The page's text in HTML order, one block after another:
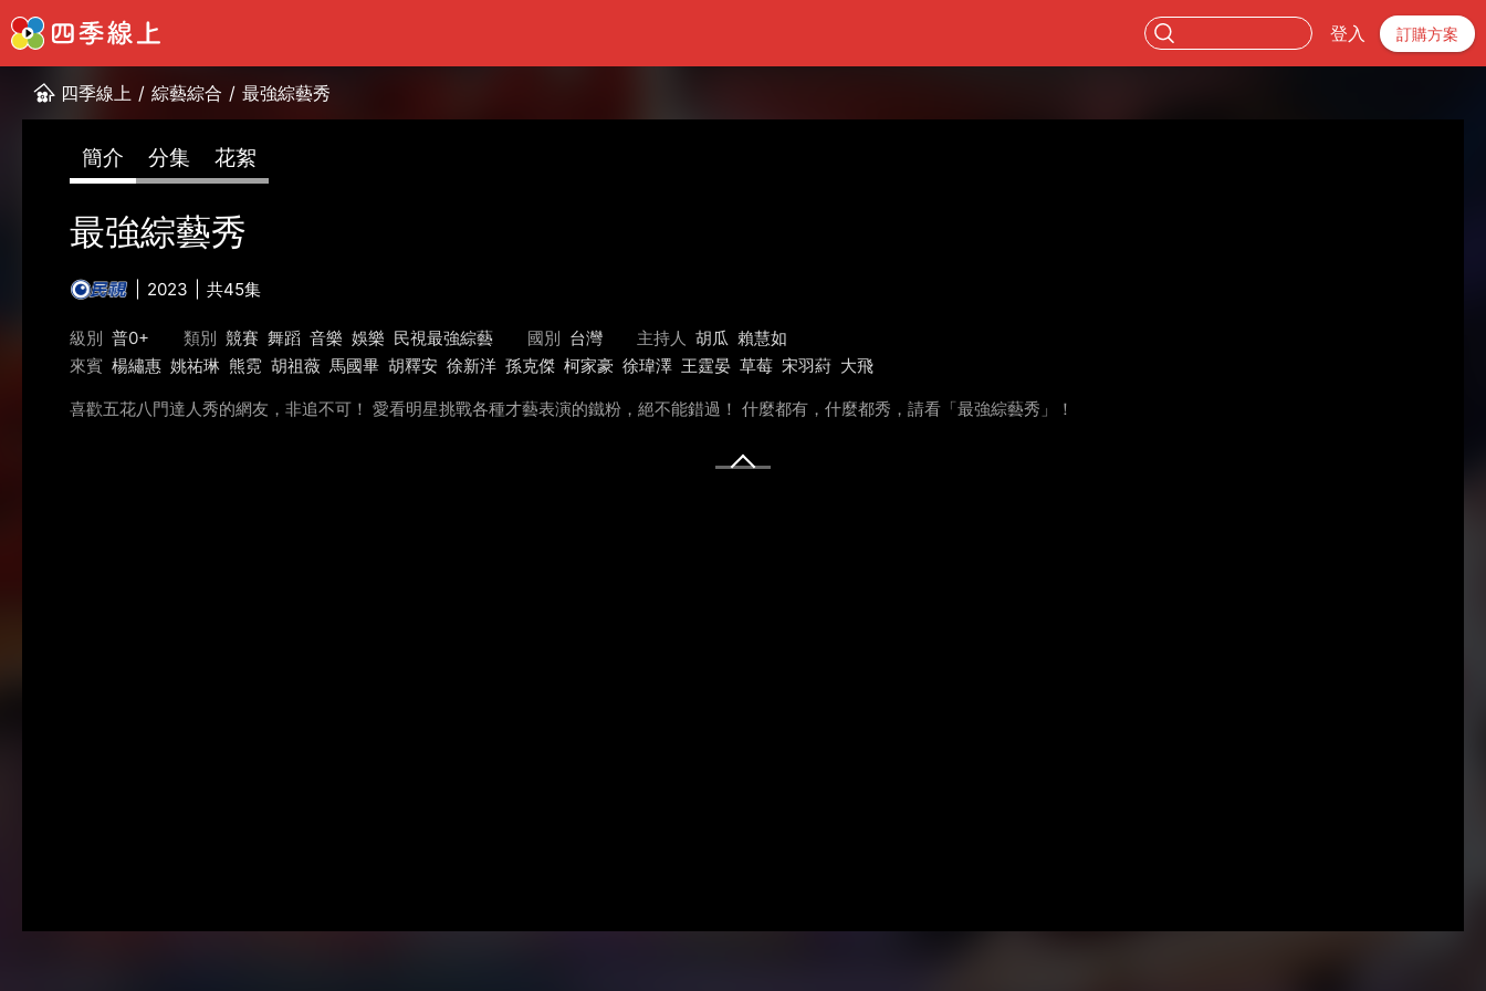
登入 訂購方案
四季線上 / 綜藝綜合 / 最強綜藝秀
簡介 分集 花絮
最強綜藝秀
2023 共45集
級別 普0+ 類別 競賽 舞蹈 音樂 娛樂 民視最強綜藝 國別 台灣 主持人 胡瓜 賴慧如
來賓 楊繡惠 姚祐琳 熊霓 胡祖薇 馬國畢 胡釋安 徐新洋 孫克傑 柯家豪 徐瑋澤 王霆晏 草莓 宋羽葤 大飛
喜歡五花八門達人秀的網友，非追不可！ 愛看明星挑戰各種才藝表演的鐵粉，絕不能錯過！ 什麼都有，什麼都秀，請看「最強綜藝秀」！